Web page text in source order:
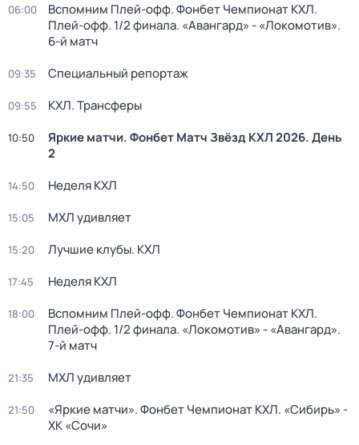
06:00
Вспомним Плей-офф. Фонбет Чемпионат КХЛ.
Плей-офф. 1/2 финала. «Авангард» - «Локомотив».
6-й матч
09:35 Специальный репортаж
09:55 КХЛ. Трансферы
10:50
Яркие матчи. Фонбет Матч Звёзд КХЛ 2026. День
2
14:50 Неделя КХЛ
15:05 МХЛ удивляет
15:20 Лучшие клубы. КХЛ
17:45 Неделя КХЛ
18:00
Вспомним Плей-офф. Фонбет Чемпионат КХЛ.
Плей-офф. 1/2 финала. «Локомотив» - «Авангард».
7-й матч
21:35 МХЛ удивляет
21:50
«Яркие матчи». Фонбет Чемпионат КХЛ. «Сибирь» -
ХК «Сочи»